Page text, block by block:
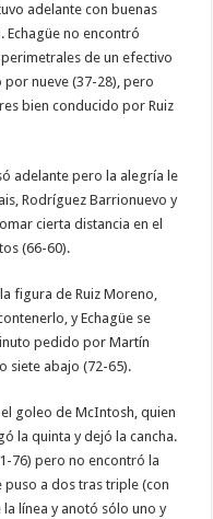
adelante con buenas
Echagüe no encontró
de un efectivo
por nueve (37-28), pero
bien conducido por Ruiz
adelante pero la alegría le
Rodríguez Barrionuevo y
cierta distancia en el
(66-60).
figura de Ruiz Moreno,
y Echagüe se
pedido por Martín
siete abajo (72-65).
goleo de McIntosh, quien
la quinta y dejó la cancha.
76) pero no encontró la
puso a dos tras triple (con
la línea y anotó sólo uno y